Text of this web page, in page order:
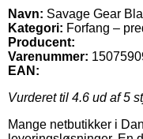
Navn: Savage Gear
Kategori: Forfang –
Producent:
Varenummer:
EAN:
Vurderet til 4.6 ud af 5
Mange netbutikker i